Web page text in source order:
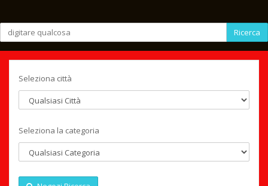
Ricerca
Seleziona città
Seleziona la categoria